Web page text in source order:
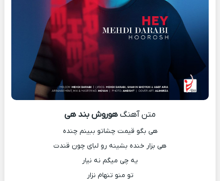
متن آهنگهوروش بند هی
هی بگو قیمت چشاتو ببینم چنده
هی بزار خنده بشینه رو لبای چون قندت
یه چی میگم نه نیار
تو منو تنهام نزار